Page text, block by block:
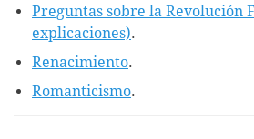
Preguntas sobre la Revolución
explicaciones).
Renacimiento.
Romanticismo.